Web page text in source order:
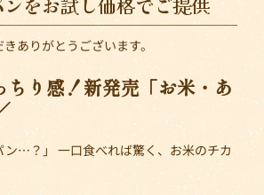
ありがとうございます。
ちり感！新発売「お米・あ
ン…？」 一口食べれば驚く、お米のチカ